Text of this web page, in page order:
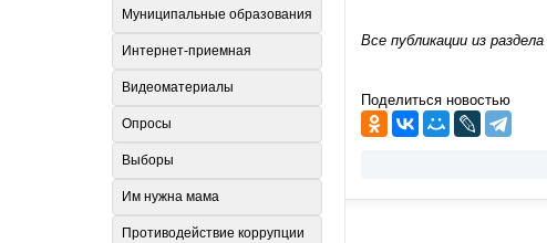
Все публикации из раздела
Поделиться новостью
Муниципальные образования
Интернет-приемная
Видеоматериалы
Опросы
Выборы
Им нужна мама
Противодействие коррупции